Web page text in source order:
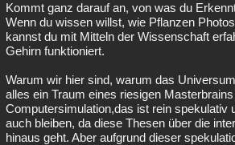
Kommt ganz darauf an, von was du
Wenn du wissen willst, wie Pflanzen
kannst du mit Mitteln der Wissenschaft
Gehirn funktioniert.
Warum wir hier sind, warum das
alles ein Traum eines riesigen
Computersimulation,das ist rein spekulativ
auch bleiben, da diese Thesen über die
hinaus geht. Aber aufgrund dieser